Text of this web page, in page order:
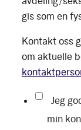
gis som en
Kontakt oss
om aktuelle
Jeg
min